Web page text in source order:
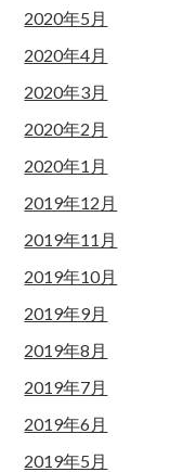
2020年5月
2020年4月
2020年3月
2020年2月
2020年1月
2019年12月
2019年11月
2019年10月
2019年9月
2019年8月
2019年7月
2019年6月
2019年5月